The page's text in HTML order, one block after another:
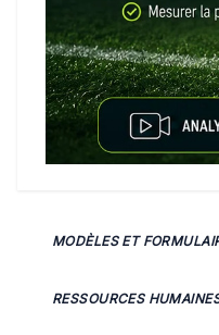
MODÈLES ET
RESSOURCES